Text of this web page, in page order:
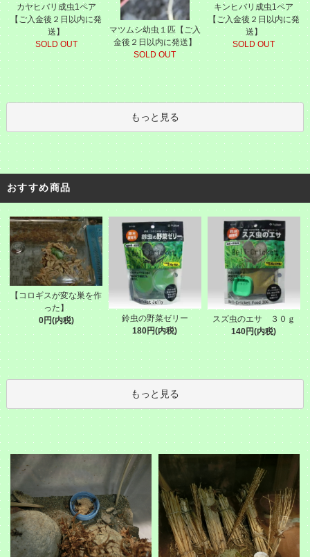
カヤヒバリ成虫1ペア
【ご入金後２日以内に発
送】
SOLD OUT
マツムシ幼虫１匹【ご入
金後２日以内に発送】
SOLD OUT
キンヒバリ成虫1ペア
【ご入金後２日以内に発
送】
SOLD OUT
もっと見る
おすすめ商品
【コロギスが変な巣を作
った】
0円(内税)
鈴虫の野菜ゼリー
180円(内税)
スズ虫のエサ ３０ｇ
140円(内税)
もっと見る